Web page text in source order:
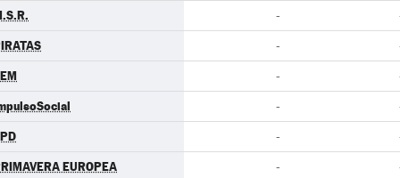
-
-
-
-
-
EUROPEA -